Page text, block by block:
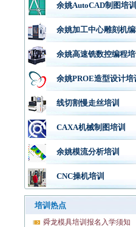
余姚AutoCAD制图培训
余姚加工中心雕刻机编
余姚高速铣数控编程培
余姚PROE造型设计培
线切割慢走丝培训
CAXA机械制图培训
余姚模流分析培训
CNC操机培训
培训热点
舜龙模具培训报名入学须知